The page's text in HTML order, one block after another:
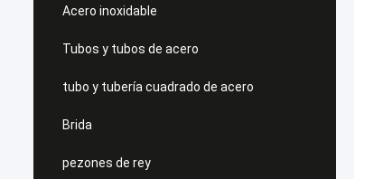
Acero inoxidable
Tubos y tubos de acero
tubo y tubería cuadrado de acero
Brida
pezones de rey